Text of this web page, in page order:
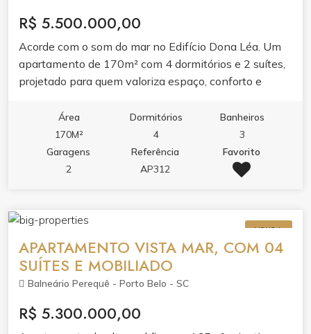
R$ 5.500.000,00
Acorde com o som do mar no Edifício Dona Léa. Um
apartamento de 170m² com 4 dormitórios e 2 suítes,
projetado para quem valoriza espaço, conforto e
varanda gourmet e churrasqueira, cozinha planejada e
ar condicionado garantem praticidade e bem-estar. O
lazer do condomínio completa a experiência com
academia, sala de jogos, salão de festas e espaço
Área
170M²
Dormitórios
4
Banheiros
3
Garagens
2
Referência
AP312
Favorito
VENDA
APARTAMENTO VISTA MAR, COM 04
SUÍTES E MOBILIADO
Balneário Perequê - Porto Belo - SC
R$ 5.300.000,00